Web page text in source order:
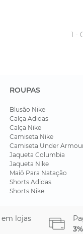
1 -
ROUPAS
Blusão Nike
Calça Adidas
Calça Nike
Camiseta Nike
Camiseta Under
Jaqueta Columbia
Jaqueta Nike
Maiô Para Natação
Shorts Adidas
Shorts Nike
em lojas